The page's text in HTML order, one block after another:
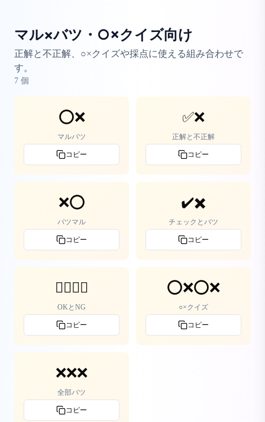
マル×バツ・○×クイズ向け
正解と不正解、○×クイズや採点に使える組み合わせで
す。
7 個
⭕❌
マルバツ
コピー
✅❌
正解と不正解
コピー
❌⭕
バツマル
コピー
✔️✖️
チェックとバツ
コピー
🙆‍♀️🙅‍♀️
OKとNG
コピー
⭕❌⭕❌
○×クイズ
コピー
❌❌❌
全部バツ
コピー